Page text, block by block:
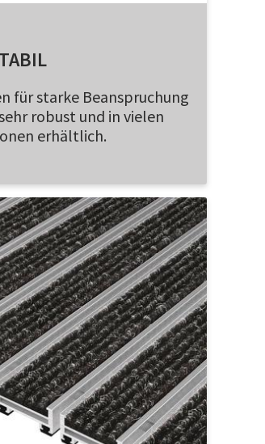
für starke Beanspruchung
robust und in vielen
erhältlich.